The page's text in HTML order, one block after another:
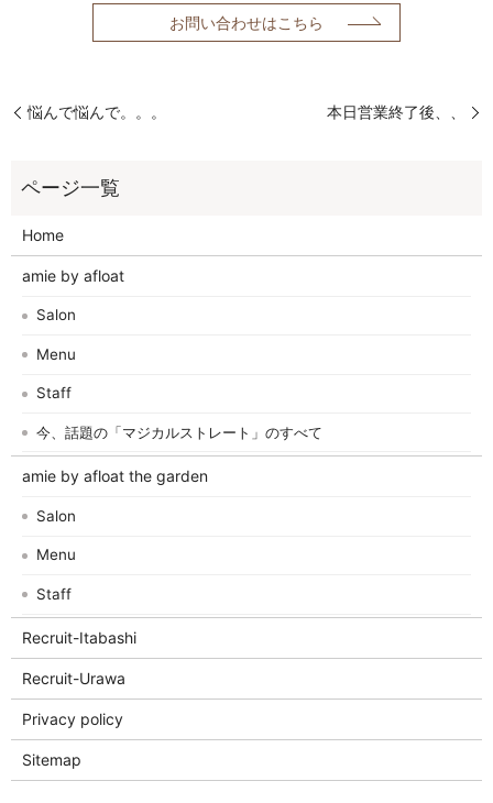
お問い合わせはこちら
悩んで悩んで。。。 本日営業終了後、、
Home
amie by afloat
Salon
Menu
Staff
今、話題の「マジカルストレート」のすべて
amie by afloat the garden
Salon
Menu
Staff
Recruit-Itabashi
Recruit-Urawa
Privacy policy
Sitemap